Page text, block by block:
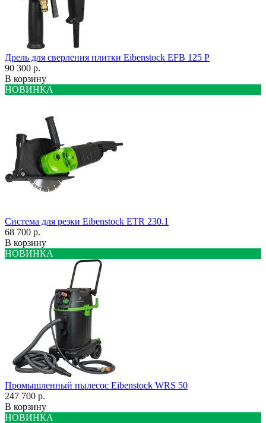
Дрель для сверления плитки Eibenstock EFB 125 P
90 300 р.
В корзину
НОВИНКА
Система для резки Eibenstock ETR 230.1
68 700 р.
В корзину
НОВИНКА
Промышленный пылесос Eibenstock WRS 50
247 700 р.
В корзину
НОВИНКА